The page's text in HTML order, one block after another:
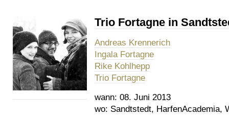
Trio Fortagne in
Andreas Krennerich
Ingala Fortagne
Rike Kohlhepp
Trio Fortagne
wann: 08. Juni 2013
wo: Sandtstedt, HarfenAcademia,